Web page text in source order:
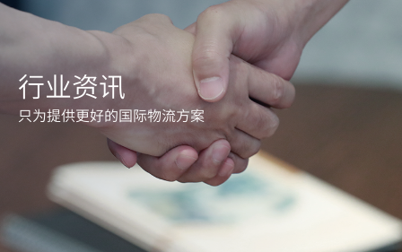
行业资讯
只为提供更好的国际物流方案